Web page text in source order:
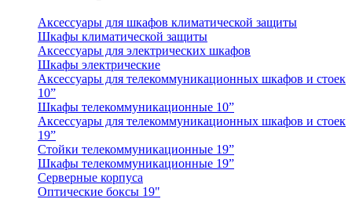
Аксессуары для шкафов климатической защиты
Шкафы климатической защиты
Аксессуары для электрических шкафов
Шкафы электрические
Аксессуары для телекоммуникационных шкафов и стоек
10”
Шкафы телекоммуникационные 10”
Аксессуары для телекоммуникационных шкафов и стоек
19”
Стойки телекоммуникационные 19”
Шкафы телекоммуникационные 19”
Серверные корпуса
Оптические боксы 19"